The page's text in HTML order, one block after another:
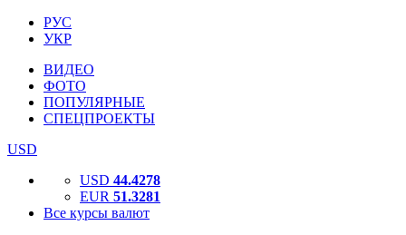
РУС
УКР
ВИДЕО
ФОТО
ПОПУЛЯРНЫЕ
СПЕЦПРОЕКТЫ
USD
USD 44.4278
EUR 51.3281
Все курсы валют